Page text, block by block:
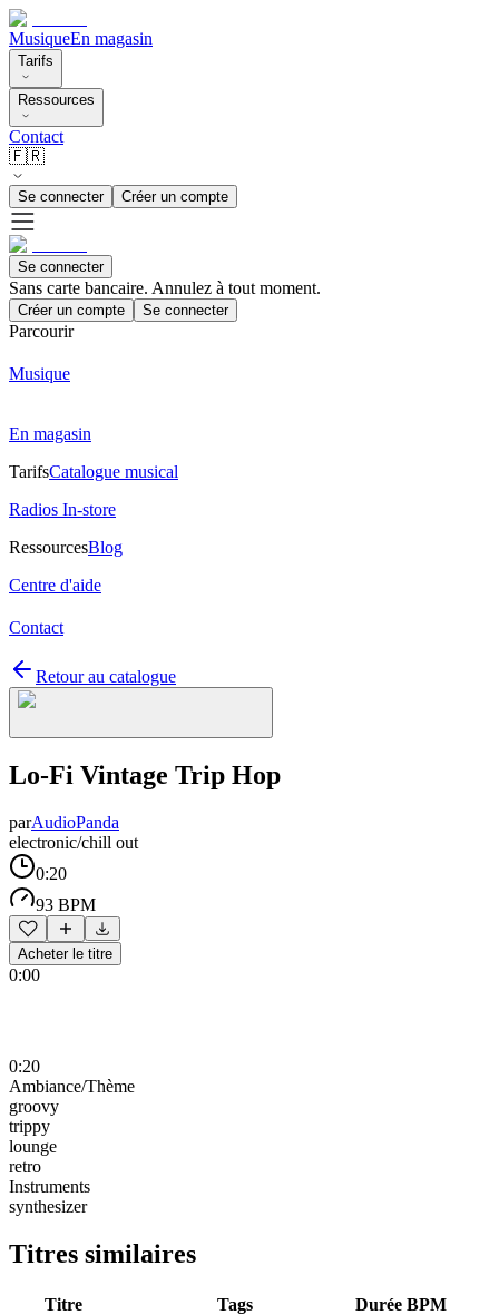
MusiqueEn magasin
Tarifs
Ressources
Contact
🇫🇷
Se connecter Créer un compte
Se connecter
Sans carte bancaire. Annulez à tout moment.
Créer un compte Se connecter
Parcourir
Musique
En magasin
TarifsCatalogue musical
Radios In-store
RessourcesBlog
Centre d'aide
Contact
Retour au catalogue
Lo-Fi Vintage Trip Hop
parAudioPanda
electronic/chill out
0:20
93 BPM
Acheter le titre
0:00
0:20
Ambiance/Thème
groovy
trippy
lounge
retro
Instruments
synthesizer
Titres similaires
Titre Tags Durée BPM